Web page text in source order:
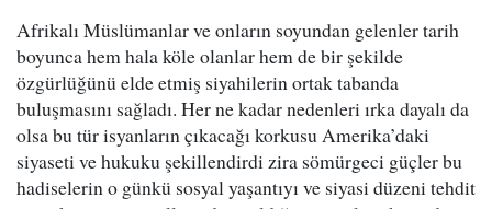
Afrikalı Müslümanlar ve onların soyundan gelenler tarih
boyunca hem hala köle olanlar hem de bir şekilde
özgürlüğünü elde etmiş siyahilerin ortak tabanda
buluşmasını sağladı. Her ne kadar nedenleri ırka dayalı da
olsa bu tür isyanların çıkacağı korkusu Amerika’daki
siyaseti ve hukuku şekillendirdi zira sömürgeci güçler bu
hadiselerin o günkü sosyal yaşantıyı ve siyasi düzeni tehdit